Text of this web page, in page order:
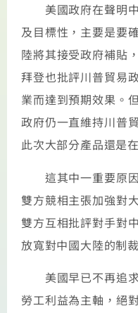
美國政府在聲明中
及目標性，主要是要
陸將其接受政府補貼
拜登也批評川普貿易
業而達到預期效果。
政府仍一直維持川普
此次大部分產品還是
這其中一重要原因
雙方競相主張加強對
雙方互相批評對手對
放寬對中國大陸的制
美國早已不再追求
勞工利益為主軸，絕